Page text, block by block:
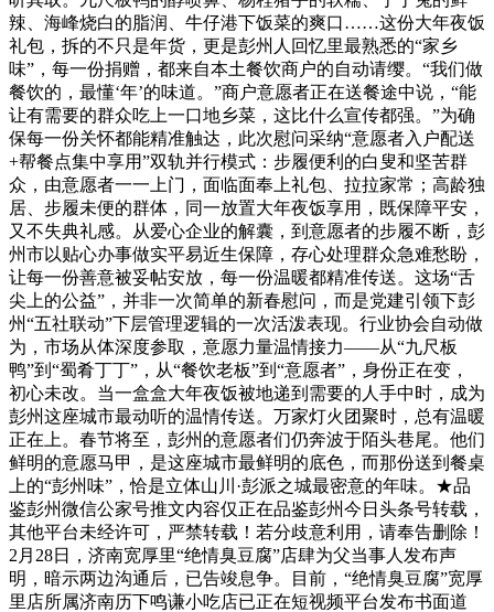
辣、海峰烧白的脂润、牛仔港下饭菜的爽口……这份大年夜饭
礼包，拆的不只是年货，更是彭州人回忆里最熟悉的“家乡
味”，每一份捐赠，都来自本土餐饮商户的自动请缨。“我们做
餐饮的，最懂‘年’的味道。”商户意愿者正在送餐途中说，“能
让有需要的群众吃上一口地乡菜，这比什么宣传都强。”为确
保每一份关怀都能精准触达，此次慰问采纳“意愿者入户配送
+帮餐点集中享用”双轨并行模式：步履便利的白叟和坚苦群
众，由意愿者一一上门，面临面奉上礼包、拉拉家常；高龄独
居、步履未便的群体，同一放置大年夜饭享用，既保障平安，
又不失典礼感。从爱心企业的解囊，到意愿者的步履不断，彭
州市以贴心办事做实平易近生保障，存心处理群众急难愁盼，
让每一份善意被妥帖安放，每一份温暖都精准传送。这场“舌
尖上的公益”，并非一次简单的新春慰问，而是党建引领下彭
州“五社联动”下层管理逻辑的一次活泼表现。行业协会自动做
为，市场从体深度参取，意愿力量温情接力——从“九尺板
鸭”到“蜀肴丁丁”，从“餐饮老板”到“意愿者”，身份正在变，
初心未改。当一盒盒大年夜饭被地递到需要的人手中时，成为
彭州这座城市最动听的温情传送。万家灯火团聚时，总有温暖
正在上。春节将至，彭州的意愿者们仍奔波于陌头巷尾。他们
鲜明的意愿马甲，是这座城市最鲜明的底色，而那份送到餐桌
上的“彭州味”，恰是立体山川·彭派之城最密意的年味。★品
鉴彭州微信公家号推文内容仅正在品鉴彭州今日头条号转载，
其他平台未经许可，严禁转载！若分歧意利用，请奉告删除！
2月28日，济南宽厚里“绝情臭豆腐”店肆为父当事人发布声
明，暗示两边沟通后，已告竣息争。目前，“绝情臭豆腐”宽厚
里店所属济南历下鸣谦小吃店已正在短视频平台发布书面道